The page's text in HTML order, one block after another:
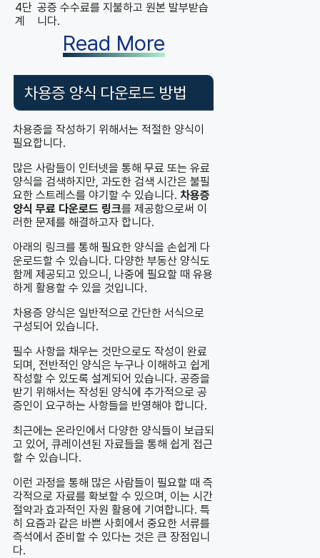
4단
계
공증 수수료를 지불하고 원본 발부받습
니다.
Read More
차용증 양식 다운로드 방법
차용증을 작성하기 위해서는 적절한 양식이
필요합니다.
많은 사람들이 인터넷을 통해 무료 또는 유료
양식을 검색하지만, 과도한 검색 시간은 불필
요한 스트레스를 야기할 수 있습니다. 차용증
양식 무료 다운로드 링크를 제공함으로써 이
러한 문제를 해결하고자 합니다.
아래의 링크를 통해 필요한 양식을 손쉽게 다
운로드할 수 있습니다. 다양한 부동산 양식도
함께 제공되고 있으니, 나중에 필요할 때 유용
하게 활용할 수 있을 것입니다.
차용증 양식은 일반적으로 간단한 서식으로
구성되어 있습니다.
필수 사항을 채우는 것만으로도 작성이 완료
되며, 전반적인 양식은 누구나 이해하고 쉽게
작성할 수 있도록 설계되어 있습니다. 공증을
받기 위해서는 작성된 양식에 추가적으로 공
증인이 요구하는 사항들을 반영해야 합니다.
최근에는 온라인에서 다양한 양식들이 보급되
고 있어, 큐레이션된 자료들을 통해 쉽게 접근
할 수 있습니다.
이런 과정을 통해 많은 사람들이 필요할 때 즉
각적으로 자료를 확보할 수 있으며, 이는 시간
절약과 효과적인 자원 활용에 기여합니다. 특
히 요즘과 같은 바쁜 사회에서 중요한 서류를
즉석에서 준비할 수 있다는 것은 큰 장점입니
다.